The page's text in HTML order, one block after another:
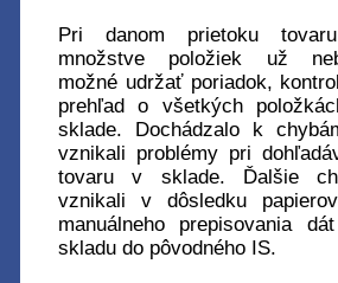
Pri danom prietoku
množstve položiek už
možné udržať poriadok,
prehľad o všetkých
sklade. Dochádzalo k
vznikali problémy pri
tovaru v sklade. Ďalšie
vznikali v dôsledku
manuálneho prepisovania
skladu do pôvodného IS.